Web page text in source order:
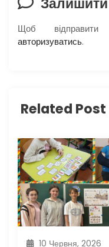
і
я
а
и
с
і
в
Щоб
авторизуватись.
Related Post
10 Червня, 2026